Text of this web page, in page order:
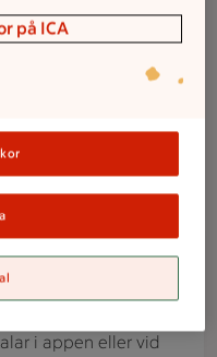
catering med allt
sin mobiltelefon.
i appen eller vid
på ICA